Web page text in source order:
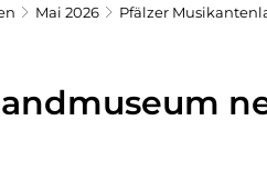
Mai 2026 Pfälzer